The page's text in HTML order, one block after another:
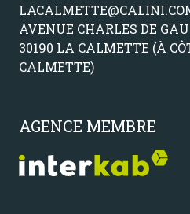
notre
agence
AVENUE CHARLES DE
30190 LA CALMETTE (À
CALMETTE)
AGENCE MEMBRE